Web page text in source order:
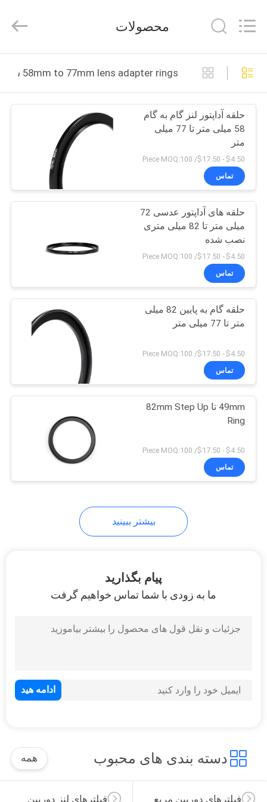
صفحه
اصلی
محصولات
درباره
کارخانه
کنترل
کیفیت
تماس
بگیرید
نقل
قول
POLICY
Technology
Ltd..
Reserved.
محصولات
58mm to 77mm lens adapter rings ساخت آنلاین
حلقه آداپتور لنز گام به گام
58 میلی متر تا 77 میلی
متر
$4.50 - $17.50/ Piece MOQ:100
تماس
حلقه های آداپتور عدسی 72
میلی متر تا 82 میلی متری
نصب شده
$4.50 - $17.50/ Piece MOQ:100
تماس
حلقه گام به پایین 82 میلی
متر تا 77 میلی متر
$4.50 - $17.50/ Piece MOQ:100
تماس
49mm تا 82mm Step Up
Ring
$4.50 - $17.50/ Piece MOQ:100
تماس
بیشتر ببینید
پیام بگذارید
ما به زودی با شما تماس خواهیم گرفت
دسته بندی های محبوب همه
فیلترهای لنز دوربین فیلترهای دوربین مربع